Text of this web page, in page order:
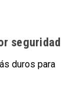
seguridad
duros para